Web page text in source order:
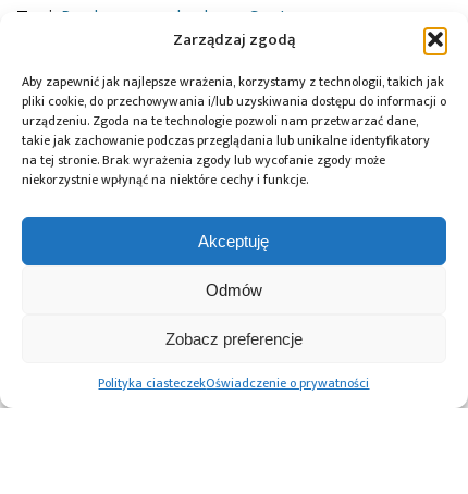
Zarządzaj zgodą
Aby zapewnić jak najlepsze wrażenia, korzystamy z technologii, takich jak
pliki cookie, do przechowywania i/lub uzyskiwania dostępu do informacji o
urządzeniu. Zgoda na te technologie pozwoli nam przetwarzać dane,
takie jak zachowanie podczas przeglądania lub unikalne identyfikatory
na tej stronie. Brak wyrażenia zgody lub wycofanie zgody może
niekorzystnie wpłynąć na niektóre cechy i funkcje.
Akceptuję
Odmów
Zobacz preferencje
Polityka ciasteczekOświadczenie o prywatności
Tagi: Bopla obudowa Soyter
Przeczytaj również:
Association
elektronicznych
Microchip i Micron
prezentują
architekturę
PCIe® Gen 6 dla AI
danych
współpracę